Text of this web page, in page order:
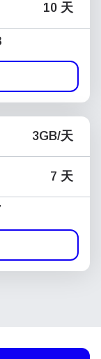
10 天
3GB/天
7 天